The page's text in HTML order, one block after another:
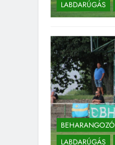
LABDARÚGÁS
BEHARANGOZÓ
LABDARÚGÁS